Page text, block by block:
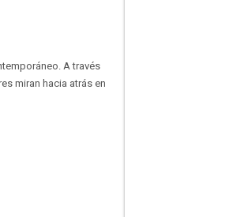
A través
miran hacia atrás en